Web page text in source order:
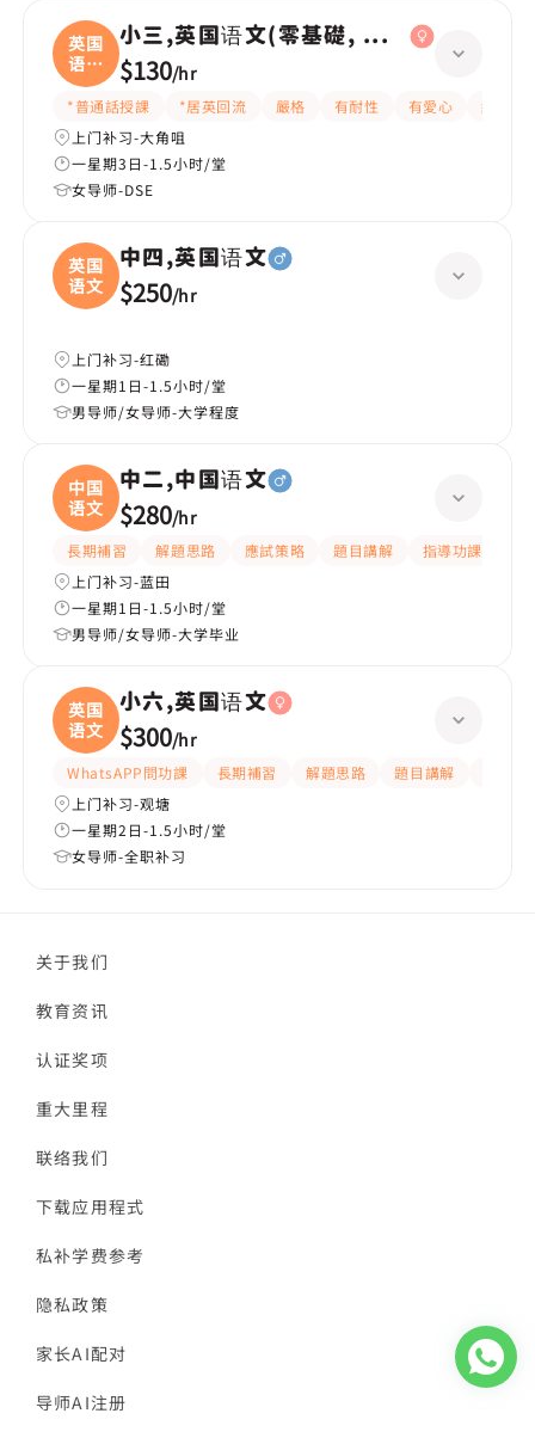
英国
语文
(
小三,英国语文(零基礎, 會話)
$130/hr
*普通話授課 *居英回流 嚴格 有耐性 有愛心
細心
上门补习-大角咀
一星期3日-1.5小时/堂
女导师-DSE
英国
语文
中四,英国语文
$250/hr
上门补习-红磡
一星期1日-1.5小时/堂
男导师/女导师-大学程度
中国
语文
中二,中国语文
$280/hr
長期補習 解題思路 應試策略 題目講解 指導功課
上门补习-蓝田
一星期1日-1.5小时/堂
男导师/女导师-大学毕业
英国
语文
小六,英国语文
$300/hr
WhatsAPP問功課 長期補習 解題思路 題目講解
上门补习-观塘
一星期2日-1.5小时/堂
女导师-全职补习
关于我们
教育资讯
认证奖项
重大里程
联络我们
下载应用程式
私补学费参考
隐私政策
家长AI配对
导师AI注册